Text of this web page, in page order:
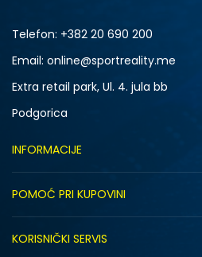
Telefon: +382 20 690 200
Email: online@sportreality.me
Extra retail park, Ul. 4. jula bb
Podgorica
INFORMACIJE
Zapošljavanje
POMOĆ PRI KUPOVINI
KORISNIČKI SERVIS